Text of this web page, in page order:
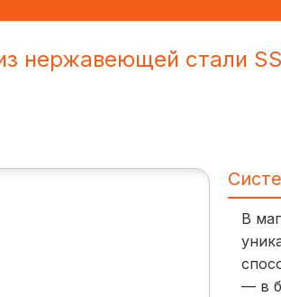
нержавеющей стали
В
— в